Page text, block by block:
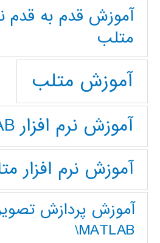
آموزش قدم به قدم
متلب
آموزش متلب
آموزش نرم افزار MATLAB
آموزش نرم افزار
آموزش پردازش
MATLAB\